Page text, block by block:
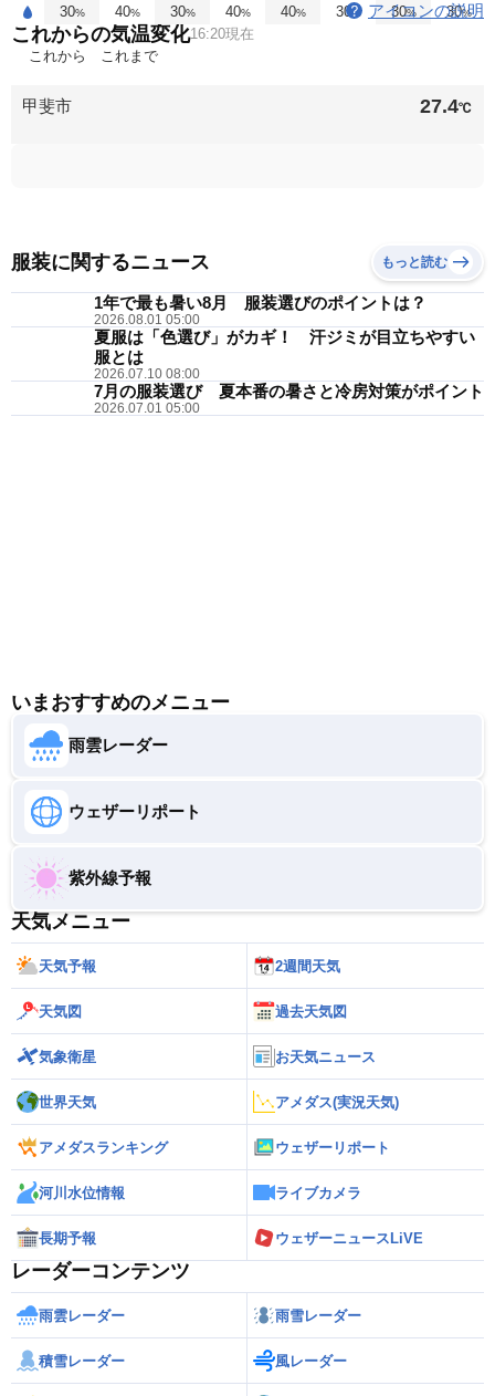
30% 40% 30% 40% 40% 30 % 30% 30%
アイコンの説明
これからの気温変化16:20現在
これから
これまで
甲斐市 27.4℃
服装に関するニュース もっと読む
1年で最も暑い8月 服装選びのポイントは？
2026.08.01 05:00
夏服は「色選び」がカギ！ 汗ジミが目立ちやすい
服とは
2026.07.10 08:00
7月の服装選び 夏本番の暑さと冷房対策がポイント
2026.07.01 05:00
いまおすすめのメニュー
雨雲レーダー
ウェザーリポート
紫外線予報
天気メニュー
天気予報 2週間天気
天気図 過去天気図
気象衛星 お天気ニュース
世界天気 アメダス(実況天気)
アメダスランキング ウェザーリポート
河川水位情報 ライブカメラ
長期予報 ウェザーニュースLiVE
レーダーコンテンツ
雨雲レーダー 雨雪レーダー
積雪レーダー 風レーダー